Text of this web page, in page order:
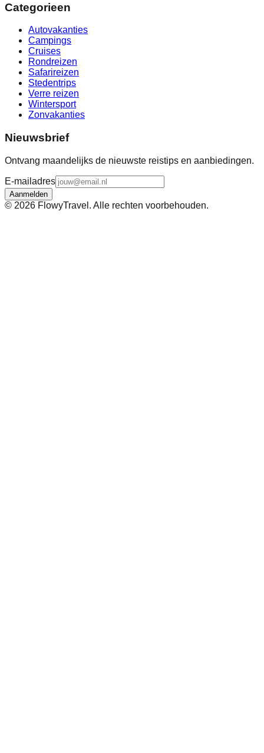
Categorieen
Autovakanties
Campings
Cruises
Rondreizen
Safarireizen
Stedentrips
Verre reizen
Wintersport
Zonvakanties
Nieuwsbrief
Ontvang maandelijks de nieuwste reistips en aanbiedingen.
E-mailadres
Aanmelden
© 2026 FlowyTravel. Alle rechten voorbehouden.